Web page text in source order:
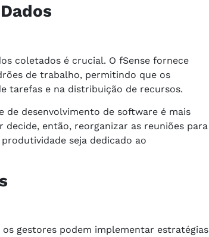
coletados é crucial. O fSense fornece
de trabalho, permitindo que os
tarefas e na distribuição de recursos.
de desenvolvimento de software é mais
então, reorganizar as reuniões para
seja dedicado ao
gestores podem implementar estratégias